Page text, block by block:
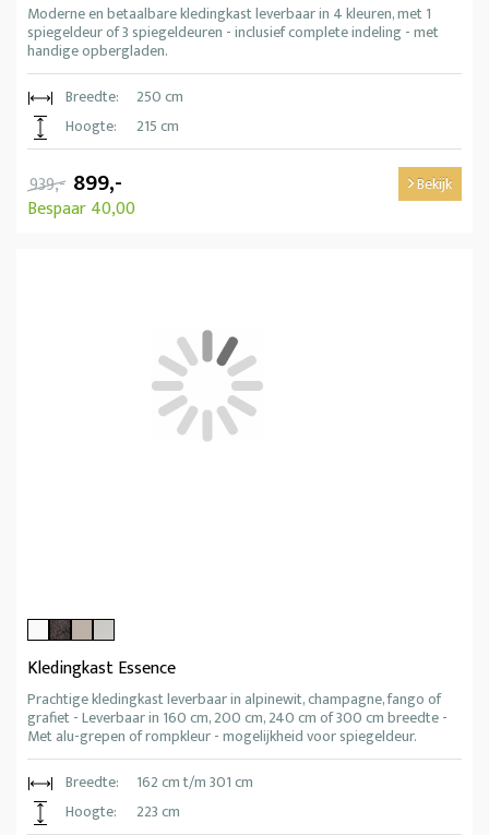
Moderne en betaalbare kledingkast leverbaar in 4 kleuren, met 1
spiegeldeur of 3 spiegeldeuren - inclusief complete indeling - met
handige opbergladen.
Breedte:
250 cm
Hoogte:
215 cm
939,- 899,-
Bespaar 40,00
Bekijk
Kledingkast Essence
Prachtige kledingkast leverbaar in alpinewit, champagne, fango of
grafiet - Leverbaar in 160 cm, 200 cm, 240 cm of 300 cm breedte -
Met alu-grepen of rompkleur - mogelijkheid voor spiegeldeur.
Breedte:
162 cm t/m 301 cm
Hoogte:
223 cm